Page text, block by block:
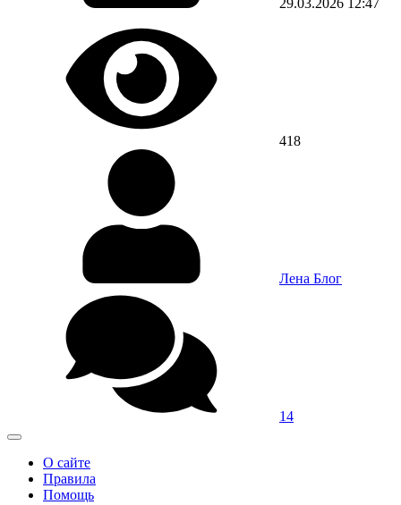
29.03.2026 12:47
418
Лена Блог
14
О сайте
Правила
Помощь